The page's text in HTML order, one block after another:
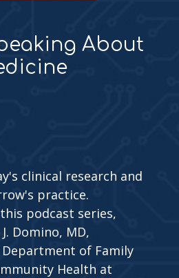
About
clinical research and
practice.
podcast series,
Domino, MD,
of Family
Health at